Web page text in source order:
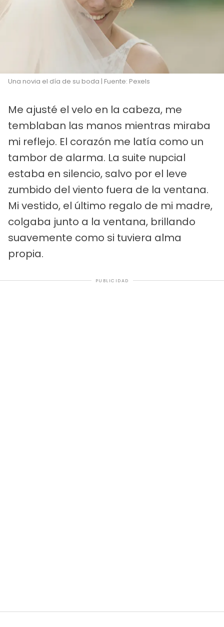
Una novia el día de su boda | Fuente: Pexels
Me ajusté el velo en la cabeza, me
temblaban las manos mientras miraba
mi reflejo. El corazón me latía como un
tambor de alarma. La suite nupcial
estaba en silencio, salvo por el leve
zumbido del viento fuera de la ventana.
Mi vestido, el último regalo de mi madre,
colgaba junto a la ventana, brillando
suavemente como si tuviera alma
propia.
PUBLICIDAD